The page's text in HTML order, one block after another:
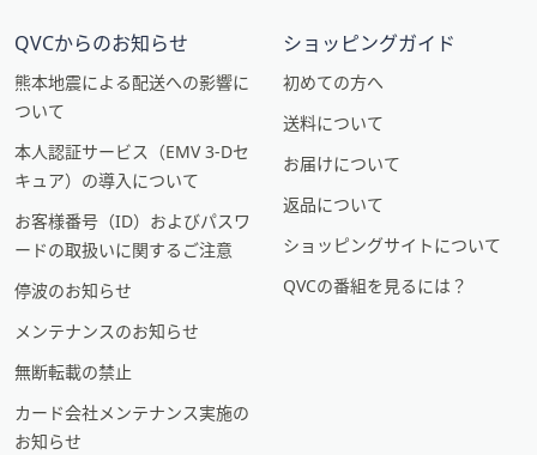
QVCからのお知らせ
熊本地震による配送への影響に
ついて
本人認証サービス（EMV 3-Dセ
キュア）の導入について
お客様番号（ID）およびパスワ
ードの取扱いに関するご注意
停波のお知らせ
メンテナンスのお知らせ
無断転載の禁止
カード会社メンテナンス実施の
お知らせ
ショッピングガイド
初めての方へ
送料について
お届けについて
返品について
ショッピングサイトについて
QVCの番組を見るには？